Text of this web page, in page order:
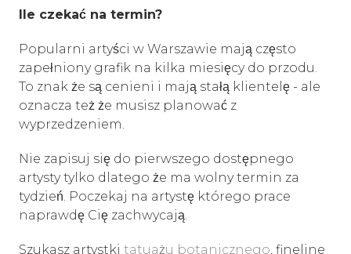
Ile czekać na termin?
Popularni artyści w Warszawie mają często
zapełniony grafik na kilka miesięcy do przodu.
To znak że są cenieni i mają stałą klientelę - ale
oznacza też że musisz planować z
wyprzedzeniem.
Nie zapisuj się do pierwszego dostępnego
artysty tylko dlatego że ma wolny termin za
tydzień. Poczekaj na artystę którego prace
naprawdę Cię zachwycają.
Szukasz artystki tatuażu botanicznego , fineline